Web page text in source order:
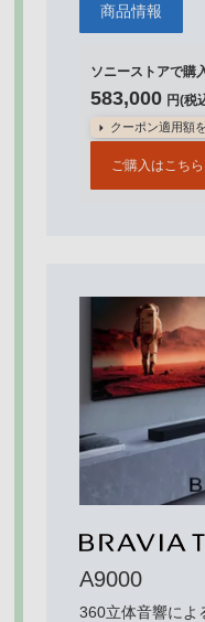
商品情報
ソニーストアで購
583,000 円(税
クーポン適用額
ご購入はこちら
A9000
360立体音響によ